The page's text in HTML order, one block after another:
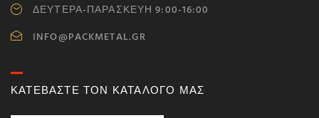
ΔΕΥΤΕΡΑ-ΠΑΡΑΣΚΕΥΗ 9:00-16:00
INFO@PACKMETAL.GR
ΚΑΤΕΒΑΣΤΕ ΤΟΝ ΚΑΤΑΛΟΓΟ ΜΑΣ